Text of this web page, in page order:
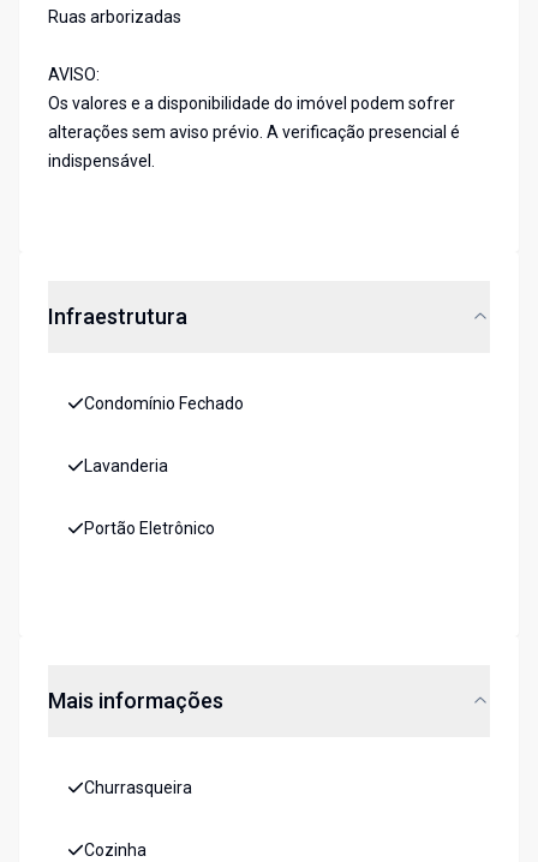
Ruas arborizadas
AVISO:
Os valores e a disponibilidade do imóvel podem sofrer
alterações sem aviso prévio. A verificação presencial é
indispensável.
Infraestrutura
Condomínio Fechado
Lavanderia
Portão Eletrônico
Mais informações
Churrasqueira
Cozinha